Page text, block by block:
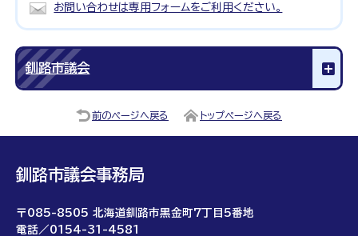
お問い合わせは専用フォームをご利用ください。
釧路市議会
前のページへ戻る トップページへ戻る
釧路市議会事務局
〒085-8505 北海道釧路市黒金町7丁目5番地
電話／0154-31-4581